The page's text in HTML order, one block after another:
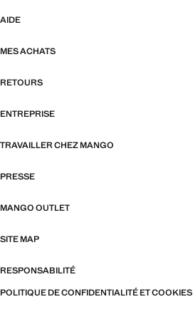
AIDE
MES ACHATS
RETOURS
ENTREPRISE
TRAVAILLER CHEZ MANGO
PRESSE
MANGO OUTLET
SITE MAP
RESPONSABILITÉ
POLITIQUE DE CONFIDENTIALITÉ ET COOKIES